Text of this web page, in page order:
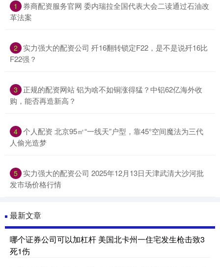
1
券商配资服务官网 委内瑞拉全国代表大会二读通过石油改
革法案
2
实力强大的配资公司 歼16翻转锁定F22，是不是说歼16比
F22强？
3
正规的配资网站 铝为啥不如铜涨得猛？中铝62亿海外收
购，能否再造新高？
4 个人配资 北京95㎡“一线天”户型，靠45°空间魔法为三代
人偷光造梦
5 实力强大的配资公司 2025年12月13日天津武清大沙河批
发市场价格行情
最新文章
哪个证券公司可以加杠杆 美国北卡州一住宅发生枪击致3
死1伤